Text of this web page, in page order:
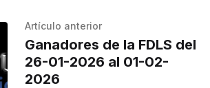
Artículo anterior
Ganadores de la FDLS del
26-01-2026 al 01-02-
2026